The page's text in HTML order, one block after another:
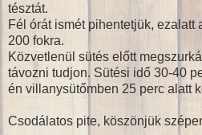
tésztát.
Fél órát ismét pihentetjük, ezalatt
200 fokra.
Közvetlenül sütés előtt
távozni tudjon. Sütési idő 30-40
én villanysütőmben 25 perc alatt
Csodálatos pite, köszönjük